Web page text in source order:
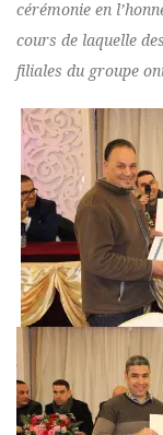
cérémonie en
cours de laquelle
filiales du groupe